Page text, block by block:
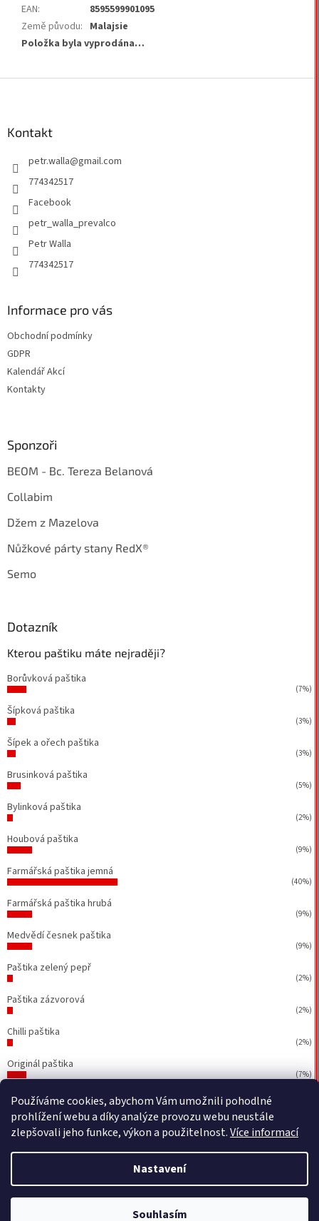
Používáme cookies, abychom Vám umožnili pohodlné
prohlížení webu a díky analýze provozu webu neustále
zlepšovali jeho funkce, výkon a použitelnost.Více informací
Nastavení
Souhlasím
EAN:
8595599901095
Země původu: Malajsie
Položka byla vyprodána…
Kontakt
petr.walla@gmail.com
774342517
Facebook
petr_walla_prevalco
Petr Walla
774342517
Informace pro vás
Obchodní podmínky
GDPR
Kalendář Akcí
Kontakty
Sponzoři
BEOM - Bc. Tereza Belanová
Collabim
Džem z Mazelova
Nůžkové párty stany RedX®
Semo
Dotazník
Kterou paštiku máte nejraději?
Borůvková paštika
(7%)
Šípková paštika
(3%)
Šípek a ořech paštika
(3%)
Brusinková paštika
(5%)
Bylinková paštika
(2%)
Houbová paštika
(9%)
Farmářská paštika jemná
(40%)
Farmářská paštika hrubá
(9%)
Medvědí česnek paštika
(9%)
Paštika zelený pepř
(2%)
Paštika zázvorová
(2%)
Chilli paštika
(2%)
Originál paštika
(7%)
Počet hlasů:43
Copyright 2026Petr Walla - Poctivé paštiky a jiné dobrůtky.
Všechna práva vyhrazena.Upravit nastavení cookies